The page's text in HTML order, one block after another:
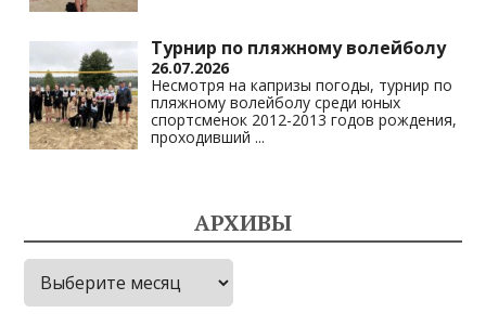
Турнир по пляжному волейболу
26.07.2026
Несмотря на капризы погоды, турнир по
пляжному волейболу среди юных
спортсменок 2012-2013 годов рождения,
проходивший ...
АРХИВЫ
Архивы